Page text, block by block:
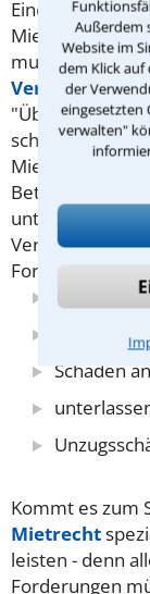
Außerdem
Website im
dem Klick auf
der
eingesetzten
verwalten"
Eine eindeutige
Mietkaution
muss, gibt es
Vertragsende
schließlich
Mieter prüfen
unter
Forderungen
offenen
Schäden
Kommt es zum
Mietrecht
leisten - denn
Forderungen